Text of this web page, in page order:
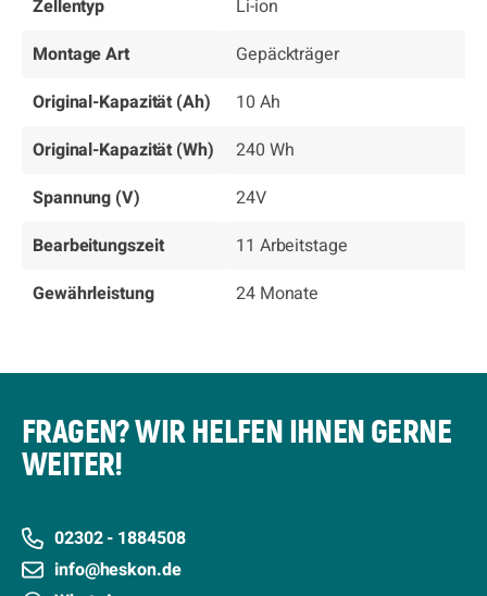
Zellentyp
Li-ion
Montage Art
Gepäckträger
Original-Kapazität (Ah)
10 Ah
Original-Kapazität (Wh)
240 Wh
Spannung (V)
24V
Bearbeitungszeit
11 Arbeitstage
Gewährleistung
24 Monate
FRAGEN? WIR HELFEN IHNEN GERNE
WEITER!
02302 - 1884508
info@heskon.de